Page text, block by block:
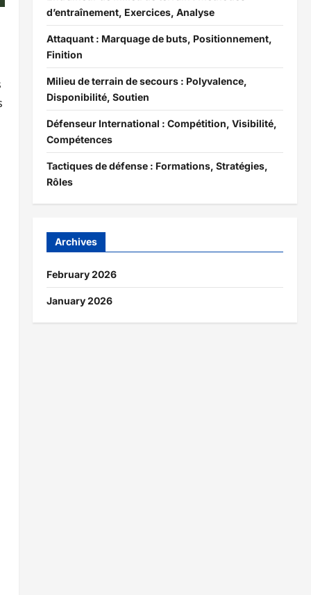
d’entraînement, Exercices, Analyse
Attaquant : Marquage de buts, Positionnement,
Finition
Milieu de terrain de secours : Polyvalence,
Disponibilité, Soutien
Défenseur International : Compétition, Visibilité,
Compétences
Tactiques de défense : Formations, Stratégies,
Rôles
Archives
February 2026
January 2026